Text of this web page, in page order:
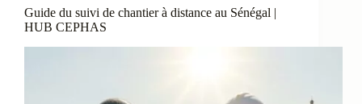
Guide du suivi de chantier à distance au Sénégal |
HUB CEPHAS